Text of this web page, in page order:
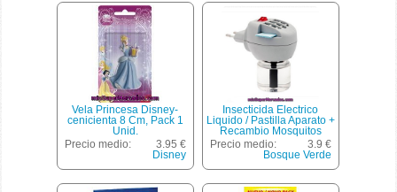
Vela Princesa Disney-
cenicienta 8 Cm, Pack 1
Unid.
Precio medio:
3.95 €
Disney
Insecticida Electrico
Liquido / Pastilla Aparato +
Recambio Mosquitos
Liquido, Bosque Verde, U
Precio medio:
3.9 €
Bosque Verde